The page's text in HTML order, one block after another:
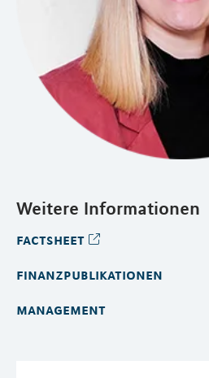
Weitere Informationen
factsheet
finanzpublikationen
management